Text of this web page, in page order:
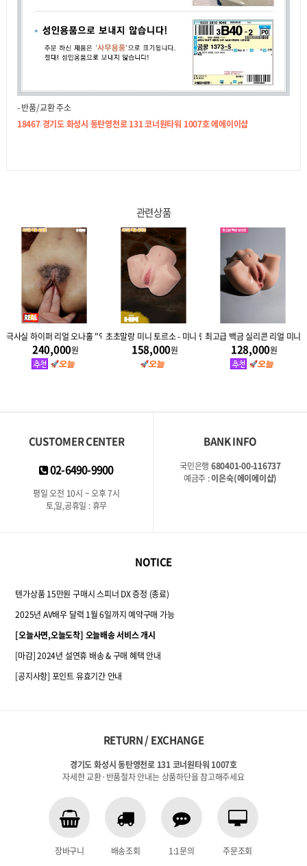
- 반품/교환 주소
18467 경기도 화성시 동탄영천로 131 코너원타워 1007호 에에이이샵
관련상품
(800g)
극사실 하이퍼 리얼 오나홀 "익스펄스" 2.7kg
240,000원
초초말랑 미니 토르소 - 미니 랑듀 2.2kg
158,000원
최고급 백금 실리콘 리얼 미니
128,000원
CUSTOMER CENTER
02-6490-9900
평일 오전 10시 ~ 오후 7시
토,일,공휴일 : 휴무
BANK INFO
국민은행 680401-00-116737
예금주 :이은숙(에이에이샵)
NOTICE
텐가상품 15만원 구매시 스피너 DX 증정 (종료)
2025년 AV배우 달력 1월 6일까지 예약구매 가능
[오늘사면,오늘도착] 오늘배송 서비스 개시
[마감] 2024년 설연휴 배송 & 구매 혜택 안내
[공지사항] 포인트 유효기간 안내
RETURN / EXCHANGE
경기도 화성시 동탄영천로 131 코너원타워 1007호
자세한 교환·반품절차 안내는 상품하단을 참고해주세요
장바구니 배송조회 1:1문의 주문조회